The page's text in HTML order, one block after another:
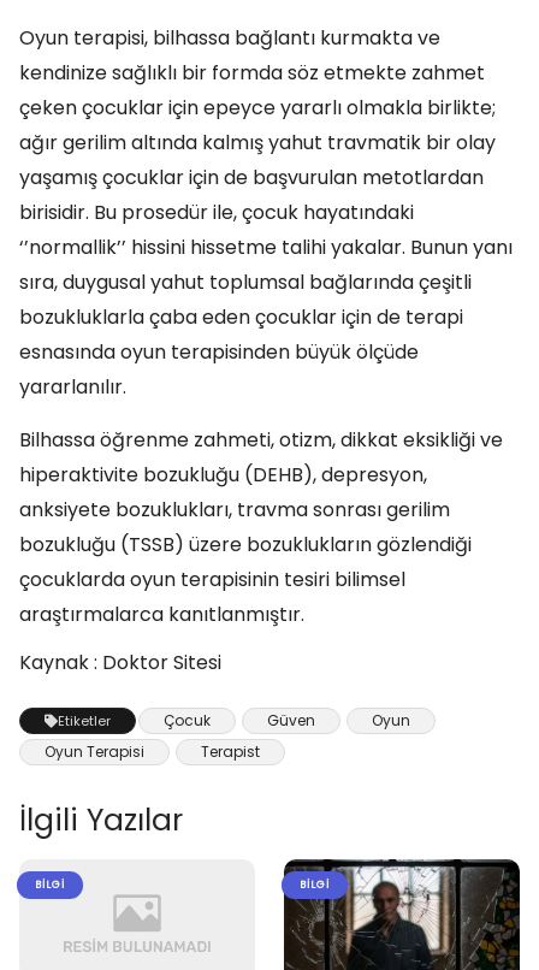
Oyun terapisi, bilhassa bağlantı kurmakta ve
kendinize sağlıklı bir formda söz etmekte zahmet
çeken çocuklar için epeyce yararlı olmakla birlikte;
ağır gerilim altında kalmış yahut travmatik bir olay
yaşamış çocuklar için de başvurulan metotlardan
birisidir. Bu prosedür ile, çocuk hayatındaki
‘’normallik’’ hissini hissetme talihi yakalar. Bunun yanı
sıra, duygusal yahut toplumsal bağlarında çeşitli
bozukluklarla çaba eden çocuklar için de terapi
esnasında oyun terapisinden büyük ölçüde
yararlanılır.
Bilhassa öğrenme zahmeti, otizm, dikkat eksikliği ve
hiperaktivite bozukluğu (DEHB), depresyon,
anksiyete bozuklukları, travma sonrası gerilim
bozukluğu (TSSB) üzere bozuklukların gözlendiği
çocuklarda oyun terapisinin tesiri bilimsel
araştırmalarca kanıtlanmıştır.
Kaynak : Doktor Sitesi
Etiketler Çocuk Güven
Oyun
Oyun Terapisi
Terapist
İlgili Yazılar
BILGI BILGI